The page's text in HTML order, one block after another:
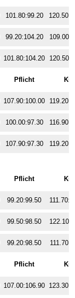
101.80:99.20
99.20:104.20
101.80:104.20
Pflicht Kür
107.90:100.00
100.00:97.30
107.90:97.30
Pflicht Kür
99.20:99.50
99.50:98.50
99.20:98.50
Pflicht Kür
107.00:106.90